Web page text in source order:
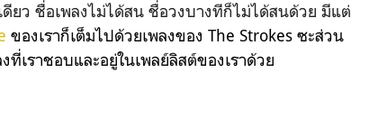
ดียว ชื่อเพลงไม่ได้สน ชื่อวงบางทีก็ไม่ได้สนด้วย มีแต่
ของเราก็เต็มไปด้วยเพลงของ The Strokes ซะส่วน
ที่เราชอบและอยู่ในเพลย์ลิสต์ของเราด้วย